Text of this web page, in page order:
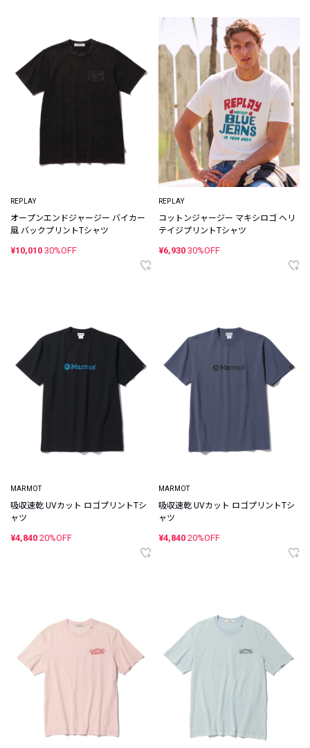
REPLAY
オープンエンドジャージー バイカー
風 バックプリントTシャツ
¥10,010 30%OFF
REPLAY
コットンジャージー マキシロゴ ヘリ
テイジプリントTシャツ
¥6,930 30%OFF
MARMOT
吸収速乾 UVカット ロゴプリントTシ
ャツ
¥4,840 20%OFF
MARMOT
吸収速乾 UVカット ロゴプリントTシ
ャツ
¥4,840 20%OFF